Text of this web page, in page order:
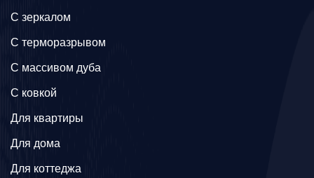
C зеркалом
C терморазрывом
C массивом дуба
C ковкой
Для квартиры
Для дома
Для коттеджа